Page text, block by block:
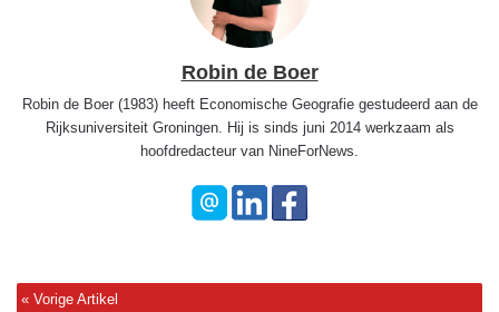
Robin de Boer
Robin de Boer (1983) heeft Economische Geografie gestudeerd aan de
Rijksuniversiteit Groningen. Hij is sinds juni 2014 werkzaam als
hoofdredacteur van NineForNews.